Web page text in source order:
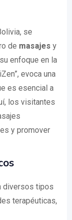
se
de masajes y
enfoque en la
evoca una
es esencial a
los visitantes
y promover
diversos tipos
terapéuticas,